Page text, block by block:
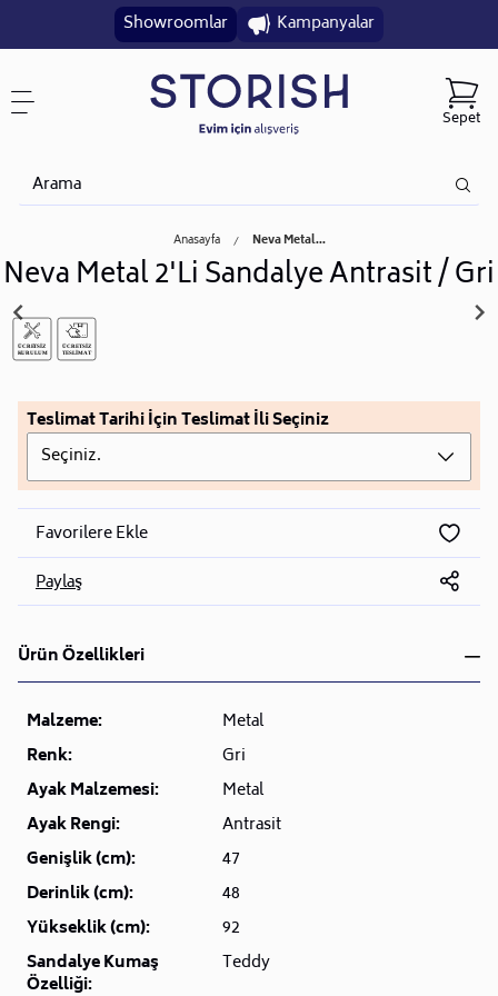
Showroomlar Kampanyalar
Sepet
Anasayfa Neva Metal...
Neva Metal 2'Li Sandalye Antrasit / Gri
Teslimat Tarihi İçin Teslimat İli Seçiniz
Seçiniz.
Favorilere Ekle
Paylaş
Ürün Özellikleri
Malzeme:
Metal
Renk:
Gri
Ayak Malzemesi:
Metal
Ayak Rengi:
Antrasit
Genişlik (cm):
47
Derinlik (cm):
48
Yükseklik (cm):
92
Sandalye Kumaş
Özelliği:
Teddy